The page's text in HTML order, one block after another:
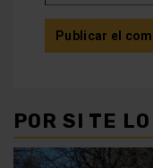
POR SI TE